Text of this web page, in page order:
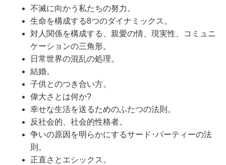
不滅に向かう私たちの努力。
生命を構成する8つのダイナミックス。
対人関係を構成する、親愛の情、現実性、コミュニ
ケーションの三角形。
日常世界の混乱の処理。
結婚。
子供とのつき合い方。
偉大さとは何か?
幸せな生活を送るためのふたつの法則。
反社会的、社会的性格者。
争いの原因を明らかにするサード･パーティーの法
則。
正直さとエシックス。